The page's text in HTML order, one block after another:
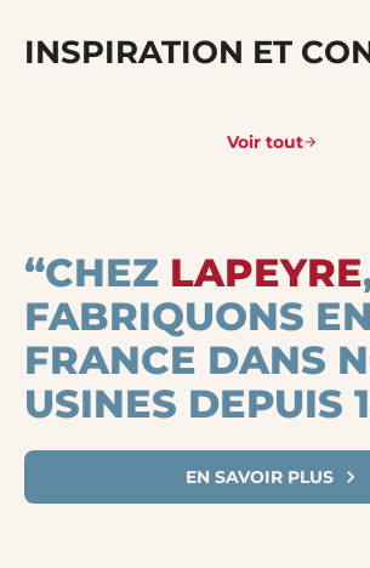
INSPIRATION ET
Voir tout
“CHEZ LAPEYRE
FABRIQUONS EN
FRANCE DANS
USINES DEPUIS
EN SAVOIR PLUS